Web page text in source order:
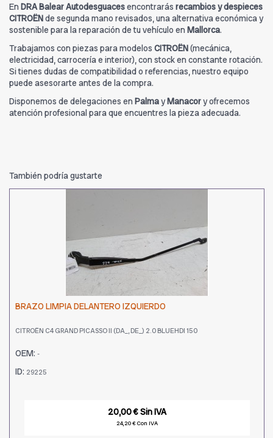
En DRA Balear Autodesguacesencontrarás recambios y despieces
CITROËNde segunda mano revisados, una alternativa económica y
sostenible para la reparación de tu vehículo en Mallorca.
Trabajamos con piezas para modelos CITROËN(mecánica,
electricidad, carrocería e interior), con stock en constante rotación.
Si tienes dudas de compatibilidad o referencias, nuestro equipo
puede asesorarte antes de la compra.
Disponemos de delegaciones en PalmayManacory ofrecemos
atención profesional para que encuentres la pieza adecuada.
También podría gustarte
BRAZO LIMPIA DELANTERO IZQUIERDO
CITROËN C4 GRAND PICASSO II (DA_, DE_) 2.0 BLUEHDI 150
OEM: -
ID: 29225
20,00 € Sin IVA
24,20 € Con IVA